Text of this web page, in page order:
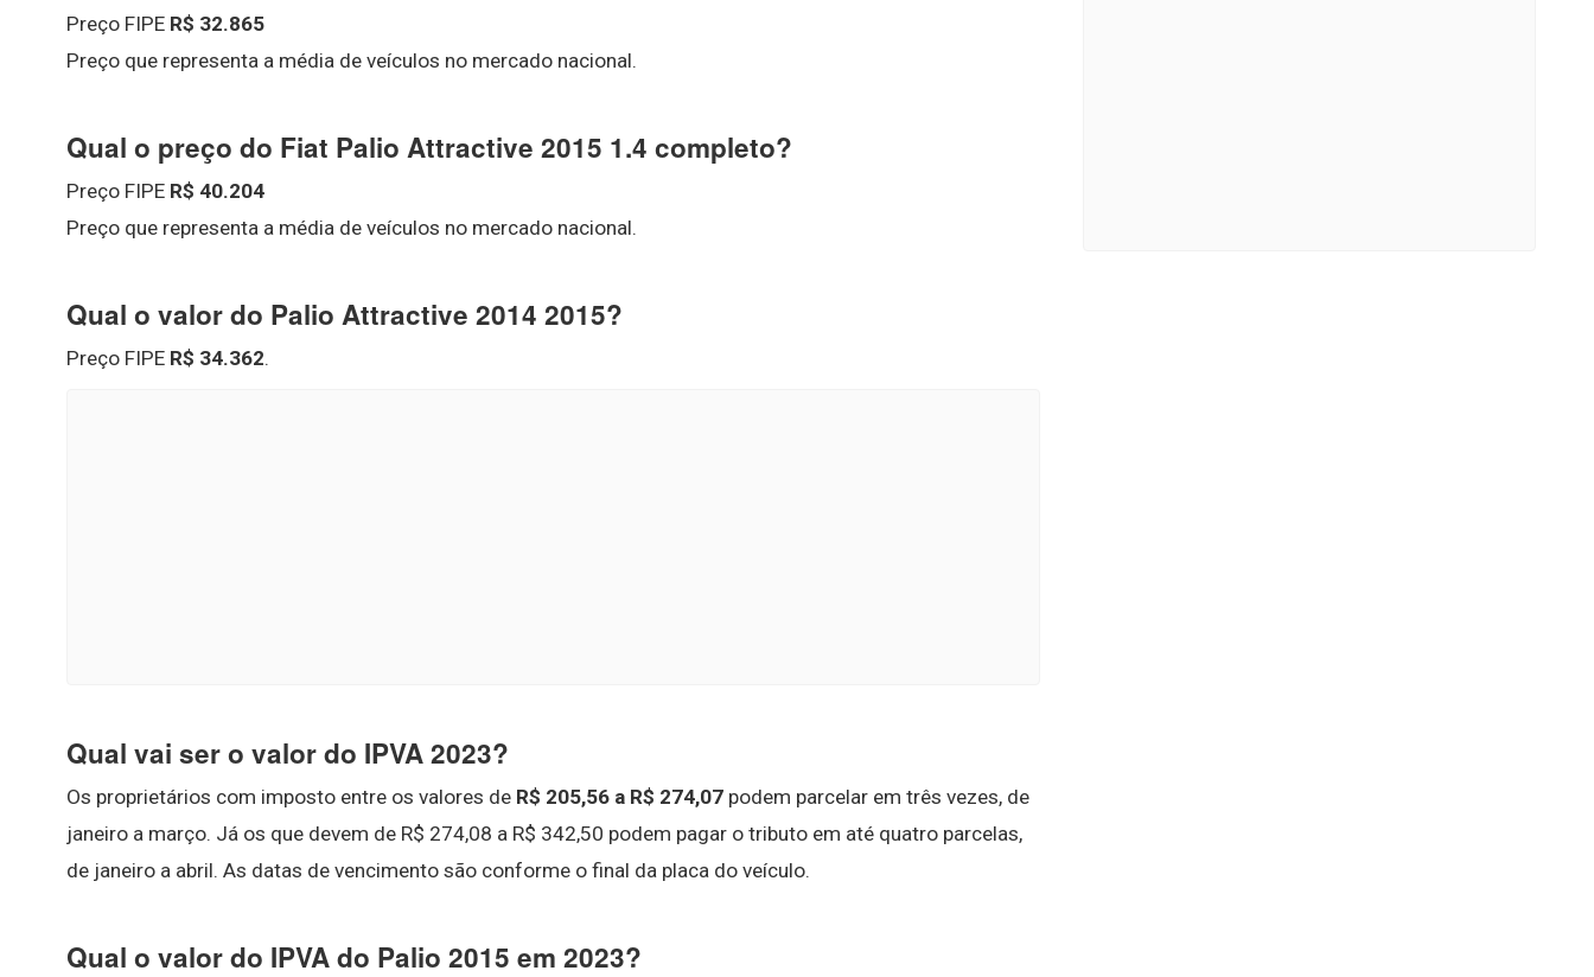
Preço FIPE R$ 32.865
Preço que representa a média de veículos no mercado nacional.
Qual o preço do Fiat Palio Attractive 2015 1.4 completo?
Preço FIPE R$ 40.204
Preço que representa a média de veículos no mercado nacional.
Qual o valor do Palio Attractive 2014 2015?
Preço FIPE R$ 34.362.
Qual vai ser o valor do IPVA 2023?
Os proprietários com imposto entre os valores de R$ 205,56 a R$ 274,07 podem parcelar em três vezes, de
janeiro a março. Já os que devem de R$ 274,08 a R$ 342,50 podem pagar o tributo em até quatro parcelas,
de janeiro a abril. As datas de vencimento são conforme o final da placa do veículo.
Qual o valor do IPVA do Palio 2015 em 2023?